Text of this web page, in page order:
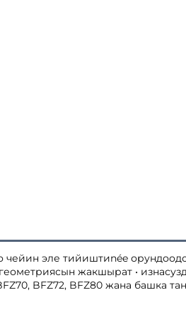
чейин эле тийиштиnée
жакшырат •
BFZ72, BFZ80 жана башка